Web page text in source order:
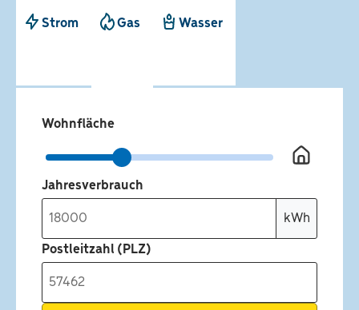
Strom Gas Wasser
Wohnfläche
Jahresverbrauch
kWh
Postleitzahl (PLZ)